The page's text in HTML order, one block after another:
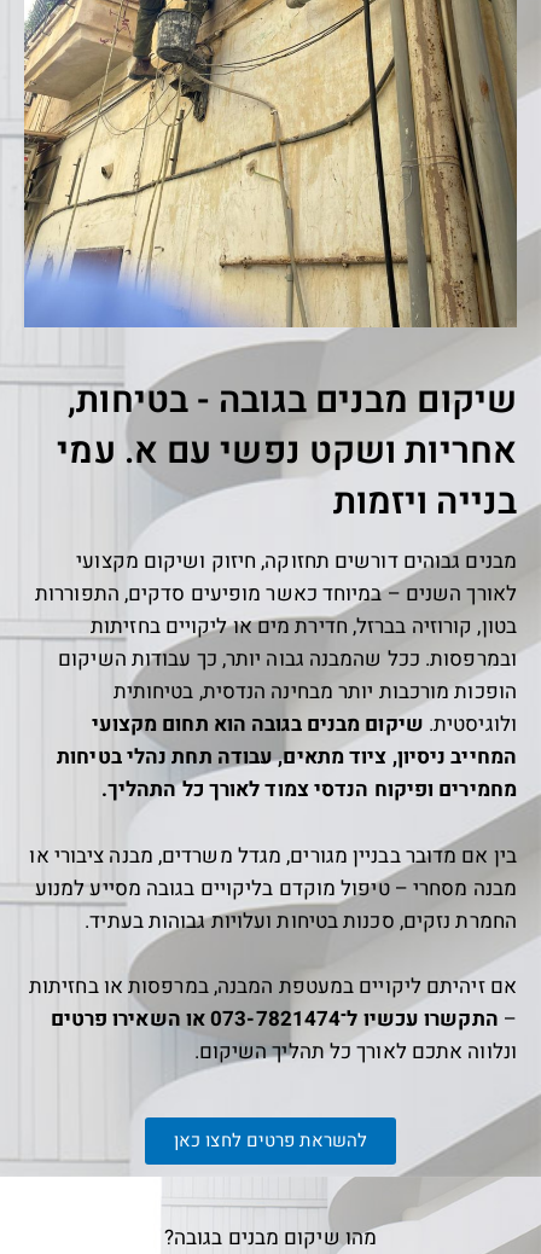
שיקום מבנים בגובה - בטיחות,
אחריות ושקט נפשי עם א. עמי
בנייה ויזמות
מבנים גבוהים דורשים תחזוקה, חיזוק ושיקום מקצועי
לאורך השנים – במיוחד כאשר מופיעים סדקים, התפוררות
בטון, קורוזיה בברזל, חדירת מים או ליקויים בחזיתות
ובמרפסות. ככל שהמבנה גבוה יותר, כך עבודות השיקום
הופכות מורכבות יותר מבחינה הנדסית, בטיחותית
ולוגיסטית. שיקום מבנים בגובה הוא תחום מקצועי
המחייב ניסיון, ציוד מתאים, עבודה תחת נהלי בטיחות
מחמירים ופיקוח הנדסי צמוד לאורך כל התהליך.
בין אם מדובר בבניין מגורים, מגדל משרדים, מבנה ציבורי או
מבנה מסחרי – טיפול מוקדם בליקויים בגובה מסייע למנוע
החמרת נזקים, סכנות בטיחות ועלויות גבוהות בעתיד.
אם זיהיתם ליקויים במעטפת המבנה, במרפסות או בחזיתות
– התקשרו עכשיו ל־073-7821474 או השאירו פרטים
ונלווה אתכם לאורך כל תהליך השיקום.
להשראת פרטים לחצו כאן
מהו שיקום מבנים בגובה?